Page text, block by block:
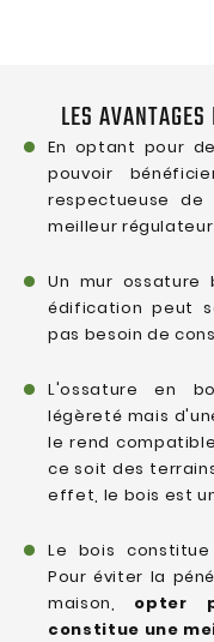
LES AVANTAGES
En optant pour
pouvoir
respectueuse de
meilleur
Un mur
édification peut
pas besoin de
L'ossature en
légèreté mais
le rend
ce soit des
effet, le bois est
Le bois
Pour éviter la
maison, opter
constitue une